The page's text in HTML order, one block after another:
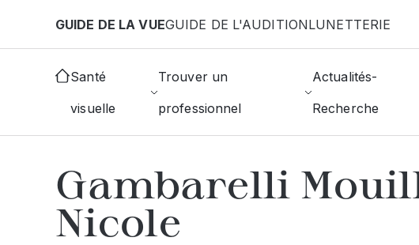
GUIDE DE LA VUEGUIDE DE L'AUDITIONLUNETTERIE
Santé
visuelle
Trouver un
professionnel
Actualités-
Recherche
Accueil Annuaire des ophtalmologistes Marseille
Gambarelli
Nicole